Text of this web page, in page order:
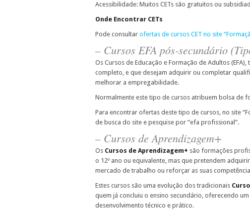
Acessibilidade: Muitos CETs são gratuitos ou
Onde Encontrar CETs
Pode consultar ofertas de cursos CET no site
– Cursos EFA pós-secundário
Os Cursos de Educação e Formação de Adultos
completo, e que desejam adquirir ou completar
melhorar a empregabilidade.
Normalmente este tipo de cursos atribuem bolsa de
Para encontrar ofertas deste tipo de cursos, no site
de busca do site e pesquise por “efa profissional”.
– Cursos de Aprendizagem+
Os Cursos de Aprendizagem+ são formações
o 12º ano ou equivalente, mas que pretendem
mercado de trabalho ou reforçar as suas
Estes cursos são uma evolução dos tradicionais
quem já concluiu o ensino secundário, oferecendo
desenvolvimento técnico e prático.